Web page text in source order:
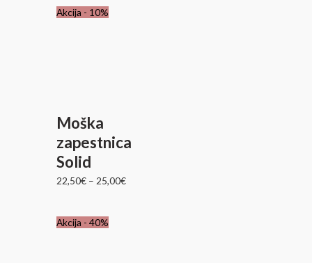
Akcija - 10%
Moška
zapestnica
Solid
22,50€ –25,00€
Akcija - 40%
Izvirna